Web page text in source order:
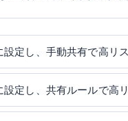
定し、手動共有で高リ
定し、共有ルールで高